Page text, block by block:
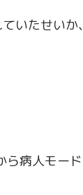
いたせいか
病人モード